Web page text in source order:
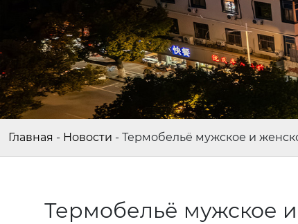
Главная - Новости - Термобельё мужское и
Термобельё мужское